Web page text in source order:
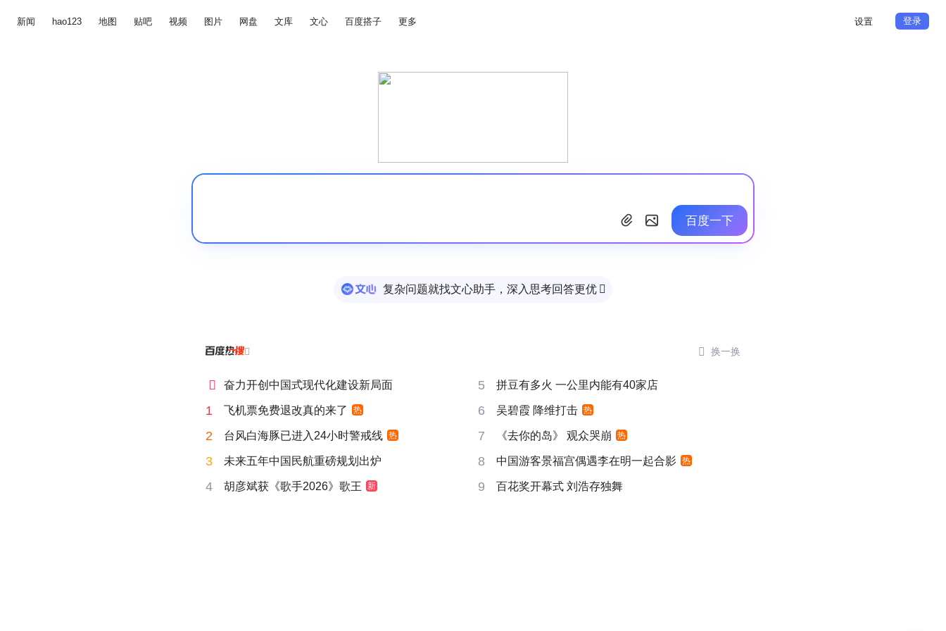
新闻 hao123 地图 贴吧 视频 图片 网盘 文库 文心 百度搭子 更多 设置 登录
百度一下
复杂问题就找文心助手，深入思考回答更优 
  换一换
 奋力开创中国式现代化建设新局面 5 拼豆有多火 一公里内能有40家店
1 飞机票免费退改真的来了 热 6 吴碧霞 降维打击 热
2 台风白海豚已进入24小时警戒线 热 7 《去你的岛》 观众哭崩 热
3 未来五年中国民航重磅规划出炉 8 中国游客景福宫偶遇李在明一起合影 热
4 胡彦斌获《歌手2026》歌王 新 9 百花奖开幕式 刘浩存独舞